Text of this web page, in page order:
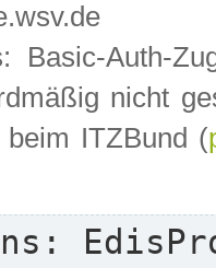
Basic-Auth-
nicht
ITZBund (